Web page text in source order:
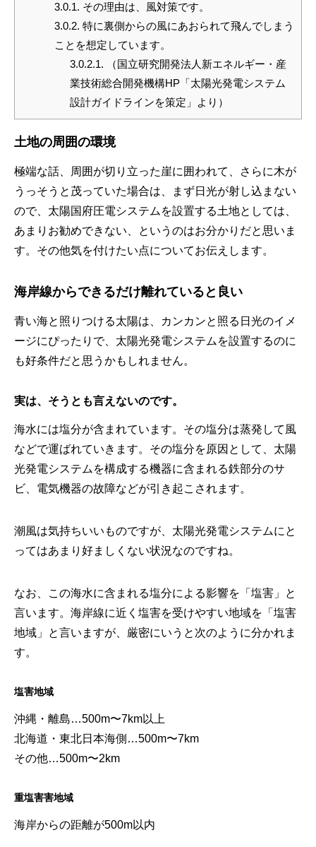
3.0.1. その理由は、風対策です。
3.0.2. 特に裏側からの風にあおられて飛んでしまう
ことを想定しています。
3.0.2.1. （国立研究開発法人新エネルギー・産
業技術総合開発機構HP「太陽光発電システム
設計ガイドラインを策定」より）
土地の周囲の環境
極端な話、周囲が切り立った崖に囲われて、さらに木が
うっそうと茂っていた場合は、まず日光が射し込まない
ので、太陽国府圧電システムを設置する土地としては、
あまりお勧めできない、というのはお分かりだと思いま
す。その他気を付けたい点についてお伝えします。
海岸線からできるだけ離れていると良い
青い海と照りつける太陽は、カンカンと照る日光のイメ
ージにぴったりで、太陽光発電システムを設置するのに
も好条件だと思うかもしれません。
実は、そうとも言えないのです。
海水には塩分が含まれています。その塩分は蒸発して風
などで運ばれていきます。その塩分を原因として、太陽
光発電システムを構成する機器に含まれる鉄部分のサ
ビ、電気機器の故障などが引き起こされます。
潮風は気持ちいいものですが、太陽光発電システムにと
ってはあまり好ましくない状況なのですね。
なお、この海水に含まれる塩分による影響を「塩害」と
言います。海岸線に近く塩害を受けやすい地域を「塩害
地域」と言いますが、厳密にいうと次のように分かれま
す。
塩害地域
沖縄・離島…500m〜7km以上
北海道・東北日本海側…500m〜7km
その他…500m〜2km
重塩害害地域
海岸からの距離が500m以内